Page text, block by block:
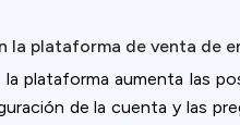
la plataforma de venta de
la plataforma aumenta las
de la cuenta y las